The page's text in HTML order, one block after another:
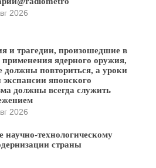
2026
и трагедии, произошедшие в
применения ядерного оружия,
должны повториться, а уроки
экспансии японского
должны всегда служить
2026
научно-технологическому
страны